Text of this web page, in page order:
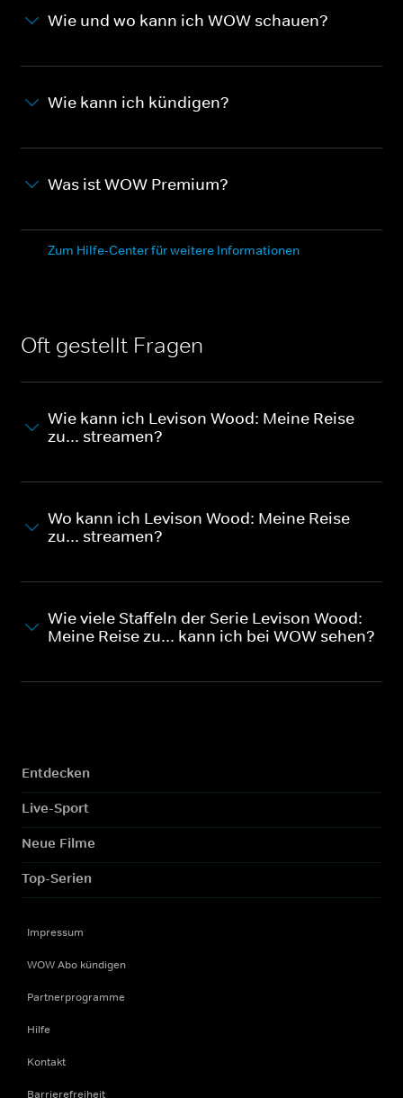
Wie und wo kann ich WOW schauen?
Wie kann ich kündigen?
Was ist WOW Premium?
Zum Hilfe-Center für weitere Informationen
Oft gestellt Fragen
Wie kann ich Levison Wood: Meine Reise
zu... streamen?
Wo kann ich Levison Wood: Meine Reise
zu... streamen?
Wie viele Staffeln der Serie Levison Wood:
Meine Reise zu... kann ich bei WOW sehen?
Entdecken
Live-Sport
Neue Filme
Top-Serien
Impressum
WOW Abo kündigen
Partnerprogramme
Hilfe
Kontakt
Barrierefreiheit